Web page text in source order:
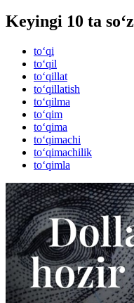
Keyingi 10 ta so‘z
to‘qi
to‘qil
to‘qillat
to‘qillatish
to‘qilma
to‘qim
to‘qima
to‘qimachi
to‘qimachilik
to‘qimla